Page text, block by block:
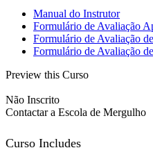
Manual do Instrutor
Formulário de Avaliação
Formulário de Avaliação
Formulário de Avaliação
Preview this Curso
Não Inscrito
Contactar a Escola de Mergulho
Curso Includes